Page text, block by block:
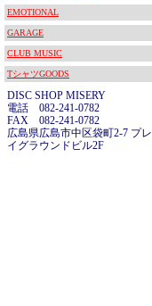
EMOTIONAL
GARAGE
CLUB MUSIC
TシャツGOODS
DISC SHOP MISERY
電話 082-241-0782
FAX 082-241-0782
広島県広島市中区袋町2-7 プレ
イグラウンドビル2F